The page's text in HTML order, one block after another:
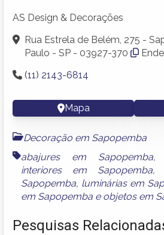
AS Design & Decorações
Rua Estrela de Belém, 275 -
Paulo - SP - 03927-370
(11) 2143-6814
Mapa
Decoração em Sapopemba
abajures em Sapopemba,
interiores em Sapopemba,
Sapopemba, luminárias em
em Sapopemba e objetos em
Pesquisas